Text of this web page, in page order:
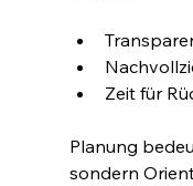
Zeit für
Planung
sondern